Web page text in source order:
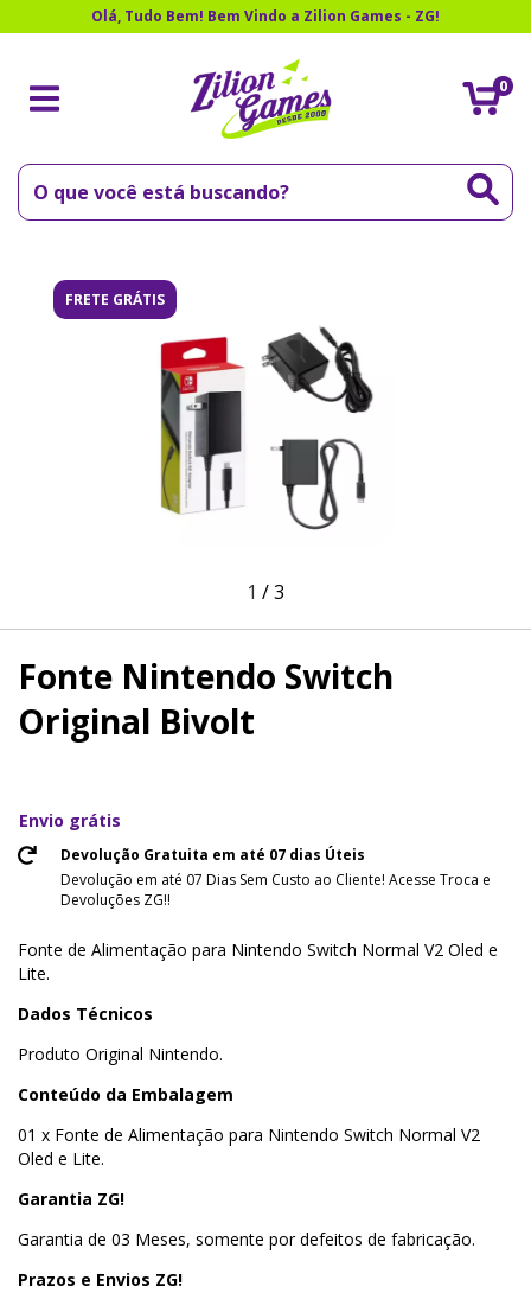
Olá, Tudo Bem! Bem Vindo a Zilion Games - ZG!
0
FRETE GRÁTIS
1 /3
Fonte Nintendo Switch
Original Bivolt
Envio grátis
Devolução Gratuita em até 07 dias Úteis
Devolução em até 07 Dias Sem Custo ao Cliente! Acesse Troca e
Devoluções ZG!!
Fonte de Alimentação para Nintendo Switch Normal V2 Oled e
Lite.
Dados Técnicos
Produto Original Nintendo.
Conteúdo da Embalagem
01 x Fonte de Alimentação para Nintendo Switch Normal V2
Oled e Lite.
Garantia ZG!
Garantia de 03 Meses, somente por defeitos de fabricação.
Prazos e Envios ZG!